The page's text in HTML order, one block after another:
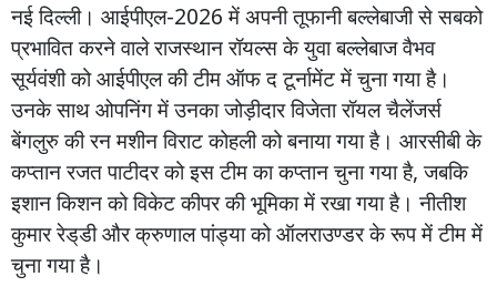
नईदिल्ली। आईपीएल-2026मेंअपनीतूफानीबल्लेबाजीसेसबको
प्रभावितकरनेवालेराजस्थानरॉयल्सकेयुवाबल्लेबाजवैभव
सूर्यवंशीकोआईपीएलकीटीमऑफदटूर्नामेंटमेंचुनागयाहै।
उनकेसाथओपनिंगमेंउनकाजोड़ीदारविजेतारॉयलचैलेंजर्स
बेंगलुरुकीरनमशीनविराटकोहलीकोबनायागयाहै। आरसीबीके
कप्तानरजतपाटीदरकोइसटीमकाकप्तानचुनागयाहै,जबकि
इशानकिशनकोविकेटकीपरकीभूमिकामेंरखागयाहै। नीतीश
कुमाररेड्डीऔरक्रुणालपांड्याकोऑलराउण्डरकेरूपमेंटीममें
चुनागयाहै।